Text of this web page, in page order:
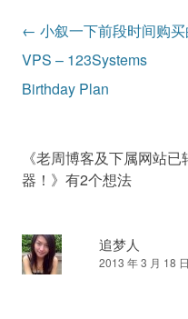
文
章
导
← 小叙一下前段时间购
VPS – 123Systems
Birthday Plan
《老周博客及下属网站
器！ 》有2个想法
追梦人
2013 年 3 月 18